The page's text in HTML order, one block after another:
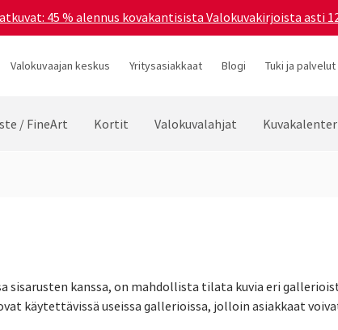
45 % alennus kovakantisista Valokuvakirjoista asti
Valokuvaajan keskus Yritysasiakkaat Blogi Tuki ja palvelut
/ FineArt Kortit Valokuvalahjat
sisarusten kanssa, on mahdollista tilata kuvia eri
käytettävissä useissa gallerioissa, jolloin asiakkaat